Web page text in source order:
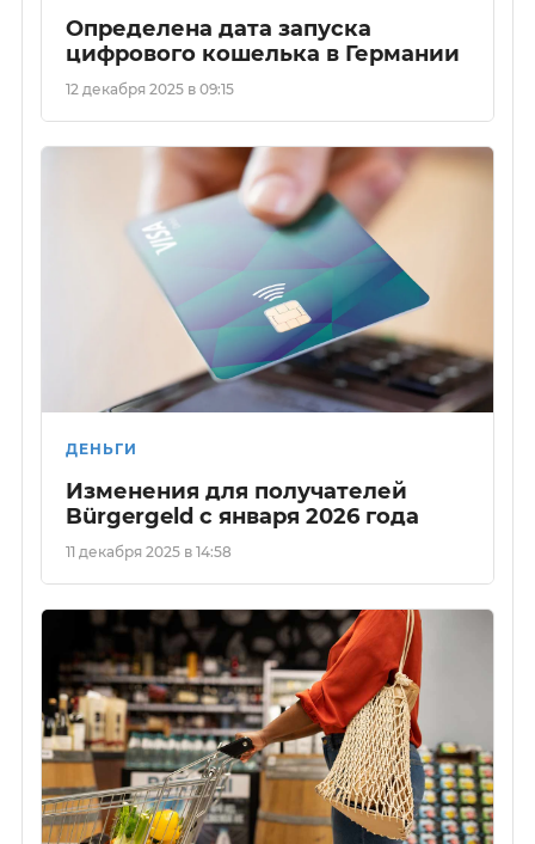
Определена дата запуска
цифрового кошелька в Германии
12 декабря 2025 в 09:15
ДЕНЬГИ
Изменения для получателей
Bürgergeld с января 2026 года
11 декабря 2025 в 14:58